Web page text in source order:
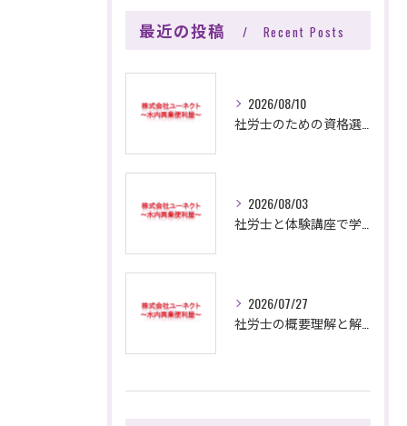
最近の投稿 Recent Posts
2026/08/10
2026/08/03
2026/07/27